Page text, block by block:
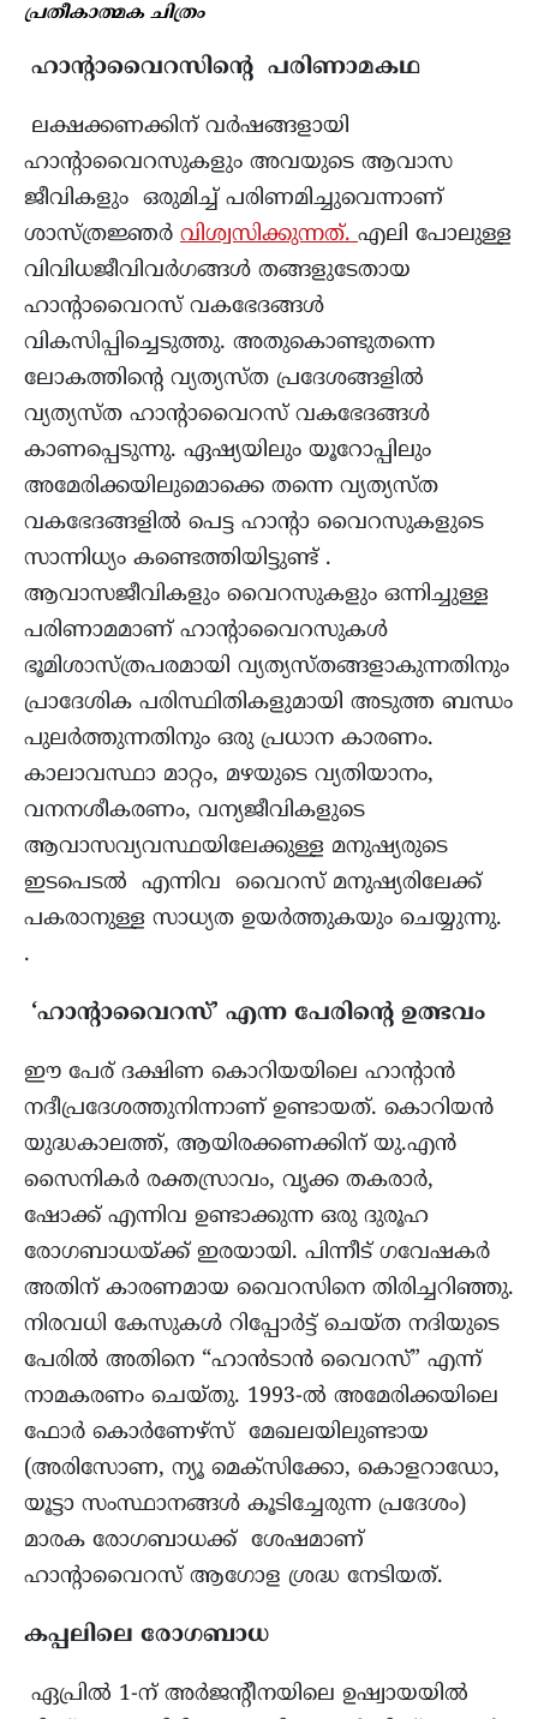
പ്രതീകാത്മക ചിത്രം
ഹാന്റാവൈറസിന്റെ പരിണാമകഥ
ലക്ഷക്കണക്കിന് വർഷങ്ങളായി
ഹാന്റാവൈറസുകളും അവയുടെ ആവാസ
ജീവികളും ഒരുമിച്ച് പരിണമിച്ചുവെന്നാണ്
ശാസ്ത്രജ്ഞർ വിശ്വസിക്കുന്നത്. എലി പോലുള്ള
വിവിധജീവിവർഗങ്ങൾ തങ്ങളുടേതായ
ഹാന്റാവൈറസ് വകഭേദങ്ങൾ
വികസിപ്പിച്ചെടുത്തു. അതുകൊണ്ടുതന്നെ
ലോകത്തിന്റെ വ്യത്യസ്ത പ്രദേശങ്ങളിൽ
വ്യത്യസ്ത ഹാന്റാവൈറസ് വകഭേദങ്ങൾ
കാണപ്പെടുന്നു. ഏഷ്യയിലും യൂറോപ്പിലും
അമേരിക്കയിലുമൊക്കെ തന്നെ വ്യത്യസ്ത
വകഭേദങ്ങളിൽ പെട്ട ഹാന്റാ വൈറസുകളുടെ
സാന്നിധ്യം കണ്ടെത്തിയിട്ടുണ്ട് .
ആവാസജീവികളും വൈറസുകളും ഒന്നിച്ചുള്ള
പരിണാമമാണ് ഹാന്റാവൈറസുകൾ
ഭൂമിശാസ്ത്രപരമായി വ്യത്യസ്തങ്ങളാകുന്നതിനും
പ്രാദേശിക പരിസ്ഥിതികളുമായി അടുത്ത ബന്ധം
പുലർത്തുന്നതിനും ഒരു പ്രധാന കാരണം.
കാലാവസ്ഥാ മാറ്റം, മഴയുടെ വ്യതിയാനം,
വനനശീകരണം, വന്യജീവികളുടെ
ആവാസവ്യവസ്ഥയിലേക്കുള്ള മനുഷ്യരുടെ
ഇടപെടൽ എന്നിവ വൈറസ് മനുഷ്യരിലേക്ക്
പകരാനുള്ള സാധ്യത ഉയർത്തുകയും ചെയ്യുന്നു.
.
‘ഹാന്റാവൈറസ്’ എന്ന പേരിന്റെ ഉത്ഭവം
ഈ പേര് ദക്ഷിണ കൊറിയയിലെ ഹാന്റാൻ
നദീപ്രദേശത്തുനിന്നാണ് ഉണ്ടായത്. കൊറിയൻ
യുദ്ധകാലത്ത്, ആയിരക്കണക്കിന് യു.എൻ
സൈനികർ രക്തസ്രാവം, വൃക്ക തകരാർ,
ഷോക്ക് എന്നിവ ഉണ്ടാക്കുന്ന ഒരു ദുരൂഹ
രോഗബാധയ്ക്ക് ഇരയായി. പിന്നീട് ഗവേഷകർ
അതിന് കാരണമായ വൈറസിനെ തിരിച്ചറിഞ്ഞു.
നിരവധി കേസുകൾ റിപ്പോർട്ട് ചെയ്ത നദിയുടെ
പേരിൽ അതിനെ “ഹാൻടാൻ വൈറസ്” എന്ന്
നാമകരണം ചെയ്തു. 1993-ൽ അമേരിക്കയിലെ
ഫോർ കൊർണേഴ്‌സ് മേഖലയിലുണ്ടായ
(അരിസോണ, ന്യൂ മെക്സിക്കോ, കൊളറാഡോ,
യൂട്ടാ സംസ്ഥാനങ്ങൾ കൂടിച്ചേരുന്ന പ്രദേശം)
മാരക രോഗബാധക്ക് ശേഷമാണ്
ഹാന്റാവൈറസ് ആഗോള ശ്രദ്ധ നേടിയത്.
കപ്പലിലെ രോഗബാധ
ഏപ്രിൽ 1-ന് അർജന്റീനയിലെ ഉഷ്വായയിൽ